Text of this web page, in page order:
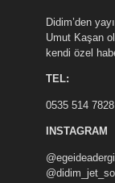
Didim’den
Umut Kaşan
kendi özel
TEL:
0535 514
INSTAGRAM